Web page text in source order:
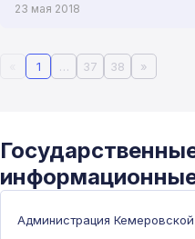
23 мая 2018
1 … 37 38 »
Администрация